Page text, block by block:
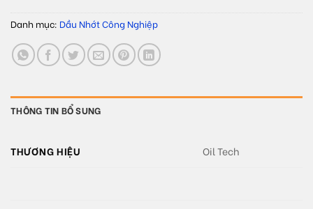
Danh mục: Dầu Nhớt Công Nghiệp
THÔNG TIN BỔ SUNG
THƯƠNG HIỆU Oil Tech